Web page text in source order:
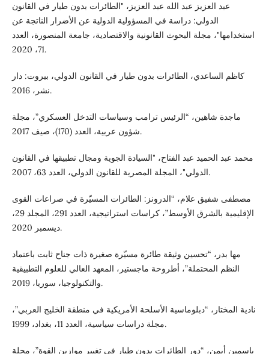
عبد العزيز عبد الله عبد العزيز، "الطائرات بدون طيار في القانون
الدولي: دراسة في المسؤولية الدولية عن الأضرار الناتجة عن
استخدامها"، مجلة البحوث القانونية والاقتصادية، جامعة المنصورة، العدد
71، 2020.
كاظم الساعدي، الطائرات بدون طيار في القانون الدولي، بيروت: دار
نشر، 2016.
ماجدة شاهين، “الرئيس ترامب وسياسات التدخل العسكري”، مجلة
شؤون عربية، العدد (170)، صيف 2017.
محمد عبد الحميد عبد الفتاح، "السيادة الجوية ومجال تطبيقها في القانون
الدولي"، المجلة المصرية للقانون الدولي، العدد 63، 2007.
مصطفى شفيق علام، “الدرونز: الطائرات المسيّرة في صراعات القوى
الإقليمية بالشرق الأوسط”، كراسات استراتيجية، العدد 291، المجلد 29،
ديسمبر 2020.
مها بدر، “تحسين وثيقة طائرة مسيّرة صغيرة ذات جناح ثابت باعتماد
النظم المحتملة”، أطروحة ماجستير، المعهد العالي للعلوم التطبيقية
والتكنولوجيا، سوريا، 2019.
نادية المختار، “دبلوماسية الأسلحة الأمريكية في منطقة الخليج العربي”،
مجلة دراسات سياسية، العدد 11، بغداد، 1999.
ياسمين أيمن، “دور الطائرات بدون طيار في تغيير موازين القوة”، مجلة